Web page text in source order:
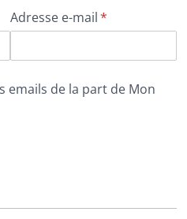
Adresse e-mail*
(requis)
de la part de Mon
emails de la part de Mon